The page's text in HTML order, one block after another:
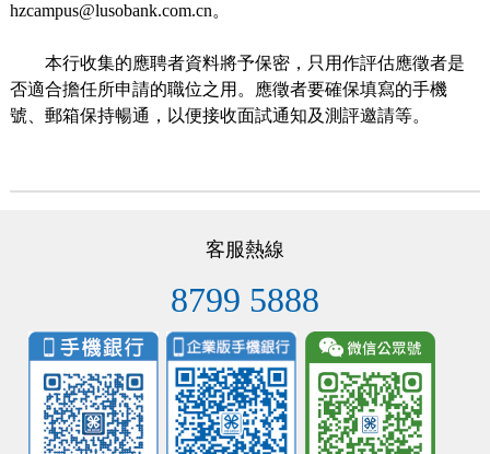
hzcampus@lusobank.com.cn。
本行收集的應聘者資料將予保密，只用作評估應徵者是
否適合擔任所申請的職位之用。應徵者要確保填寫的手機
號、郵箱保持暢通，以便接收面試通知及測評邀請等。
客服熱線
8799 5888